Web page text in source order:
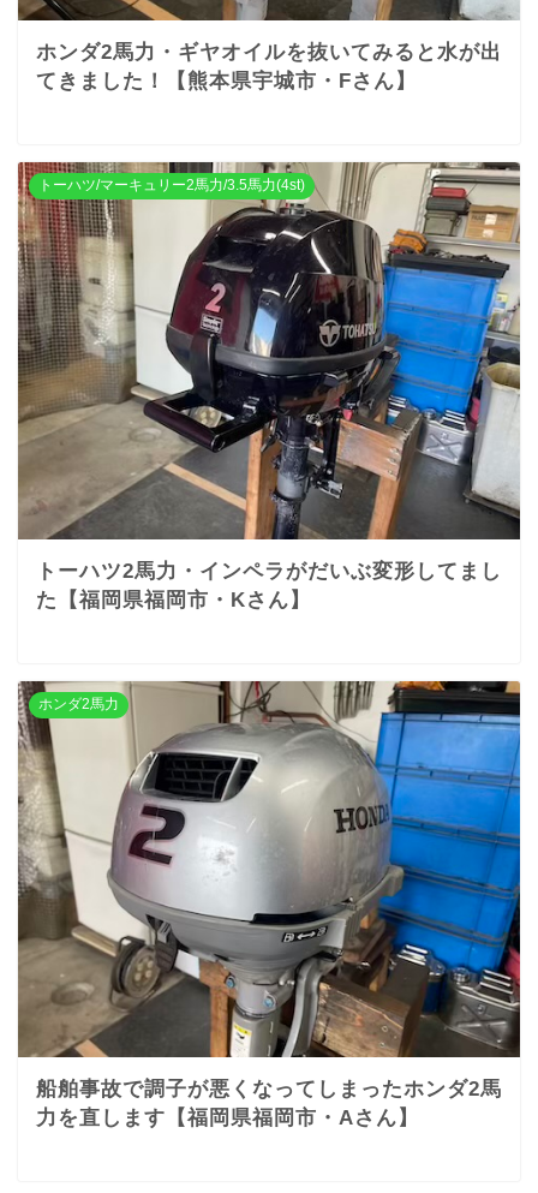
ホンダ2馬力・ギヤオイルを抜いてみると水が出
てきました！【熊本県宇城市・Fさん】
トーハツ/マーキュリー2馬力/3.5馬力(4st)
トーハツ2馬力・インペラがだいぶ変形してまし
た【福岡県福岡市・Kさん】
ホンダ2馬力
船舶事故で調子が悪くなってしまったホンダ2馬
力を直します【福岡県福岡市・Aさん】